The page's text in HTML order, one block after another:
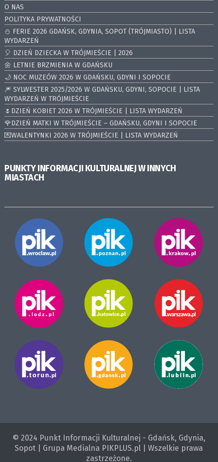
O NAS
POLITYKA PRYWATNOŚCI
⛄️ FERIE 2026 GDAŃSK, GDYNIA, SOPOT (TRÓJMIASTO) | LISTA
WYDARZEŃ
🎈 DZIEŃ DZIECKA W TRÓJMIEŚCIE | 2026
🌼 LETNIE BRZMIENIA W GDAŃSKU
🌙 NOC MUZEÓW 2026 W GDAŃSKU, GDYNI I SOPOCIE
🎆 SYLWESTER 2025/2026 W GDAŃSKU, GDYNI, SOPOCIE | LISTA
WYDARZEŃ W TRÓJMIEŚCIE
🌷DZIEŃ KOBIET 2026 W TRÓJMIEŚCIE | LISTA WYDARZEŃ
🌹DZIEŃ MATKI W TRÓJMIEŚCIE – GDAŃSKU, GDYNI I SOPOCIE
💌WALENTYNKI 2026 W TRÓJMIEŚCIE | LISTA WYDARZEŃ
PUNKTY INFORMACJI KULTURALNEJ W INNYCH
MIASTACH
© 2024 Punkt Informacji Kulturalnej - Gdańsk, Gdynia,
Sopot | Grupa Medialna PIKPLUS.pl | Wszelkie prawa
zastrzeżone.